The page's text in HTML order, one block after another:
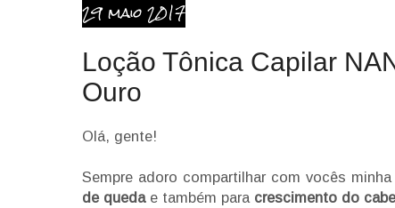
29 maio 2017
Loção Tônica Capilar
Ouro
Olá, gente!
Sempre adoro compartilhar com vocês
de quedae também para crescimento do